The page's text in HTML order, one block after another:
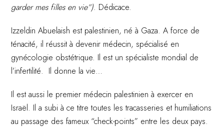
garder mes filles en vie”). Dédicace.
Izzeldin Abuelaish est palestinien, né à Gaza. A force de
ténacité, il réussit à devenir médecin, spécialisé en
gynécologie obstétrique. Il est un spécialiste mondial de
l’infertilité. Il donne la vie…
Il est aussi le premier médecin palestinien à exercer en
Israël. Il a subi à ce titre toutes les tracasseries et humiliations
au passage des fameux “check-points” entre les deux pays.